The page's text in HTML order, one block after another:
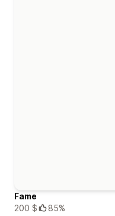
Fame
200 $
85%